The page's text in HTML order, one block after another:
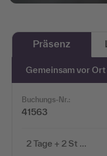
Präsenz
Gemeinsam vor
Buchungs-Nr.:
41563
2 Tage + 2 St …